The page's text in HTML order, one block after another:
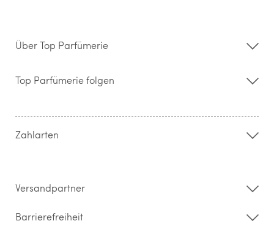
Über Top Parfümerie
Storefinder
Kontakt
Widerrufsrecht & Rückgabebedingungen
Top Parfümerie folgen
Zahlarten
Versandpartner
Barrierefreiheit